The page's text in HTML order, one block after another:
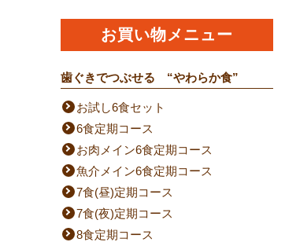
お買い物メニュー
歯ぐきでつぶせる “やわらか食”
お試し6食セット
6食定期コース
お肉メイン6食定期コース
魚介メイン6食定期コース
7食(昼)定期コース
7食(夜)定期コース
8食定期コース